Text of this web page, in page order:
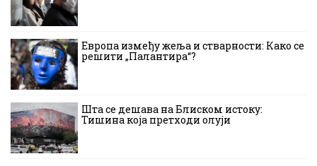
Европа између жеља и стварности: Како се
решити „Палантира“?
Шта се дешава на Блиском истоку:
Тишина која претходи олуји